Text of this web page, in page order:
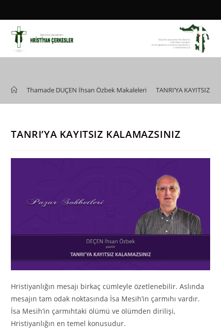
to
content
Thamade DUÇEN İhsan Özbek Makaleleri TANRI’YA KAYITSIZ
TANRI’YA KAYITSIZ KALAMAZSINIZ
Hristiyanlığın mesajı birkaç cümleyle özetlenebilir. Aslında
mesajın tam odak noktasında İsa Mesih’in çarmıhı vardır.
İsa Mesih’in çarmıhtaki ölümü ve ölümden dirilişi,
Hristiyanlığın en temel konusudur.